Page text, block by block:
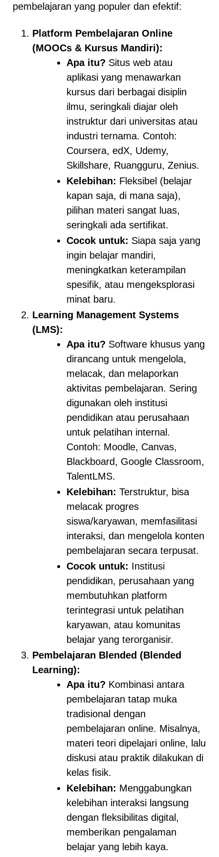
pembelajaran yang populer dan efektif:
Platform Pembelajaran Online
(MOOCs & Kursus Mandiri):
Apa itu? Situs web atau
aplikasi yang menawarkan
kursus dari berbagai disiplin
ilmu, seringkali diajar oleh
instruktur dari universitas atau
industri ternama. Contoh:
Coursera, edX, Udemy,
Skillshare, Ruangguru, Zenius.
Kelebihan: Fleksibel (belajar
kapan saja, di mana saja),
pilihan materi sangat luas,
seringkali ada sertifikat.
Cocok untuk: Siapa saja yang
ingin belajar mandiri,
meningkatkan keterampilan
spesifik, atau mengeksplorasi
minat baru.
Learning Management Systems
(LMS):
Apa itu? Software khusus yang
dirancang untuk mengelola,
melacak, dan melaporkan
aktivitas pembelajaran. Sering
digunakan oleh institusi
pendidikan atau perusahaan
untuk pelatihan internal.
Contoh: Moodle, Canvas,
Blackboard, Google Classroom,
TalentLMS.
Kelebihan: Terstruktur, bisa
melacak progres
siswa/karyawan, memfasilitasi
interaksi, dan mengelola konten
pembelajaran secara terpusat.
Cocok untuk: Institusi
pendidikan, perusahaan yang
membutuhkan platform
terintegrasi untuk pelatihan
karyawan, atau komunitas
belajar yang terorganisir.
Pembelajaran Blended (Blended
Learning):
Apa itu? Kombinasi antara
pembelajaran tatap muka
tradisional dengan
pembelajaran online. Misalnya,
materi teori dipelajari online, lalu
diskusi atau praktik dilakukan di
kelas fisik.
Kelebihan: Menggabungkan
kelebihan interaksi langsung
dengan fleksibilitas digital,
memberikan pengalaman
belajar yang lebih kaya.